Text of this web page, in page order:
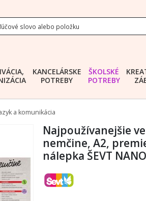
KANCELÁRSKE
POTREBY
ŠKOLSKÉ
POTREBY
a komunikácia
Najpoužívanejšie
nemčine, A2,
nálepka ŠEVT